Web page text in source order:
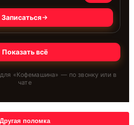
Записаться
Показать всё
«Кофемашина» — по звонку или в
чате
Другая поломка